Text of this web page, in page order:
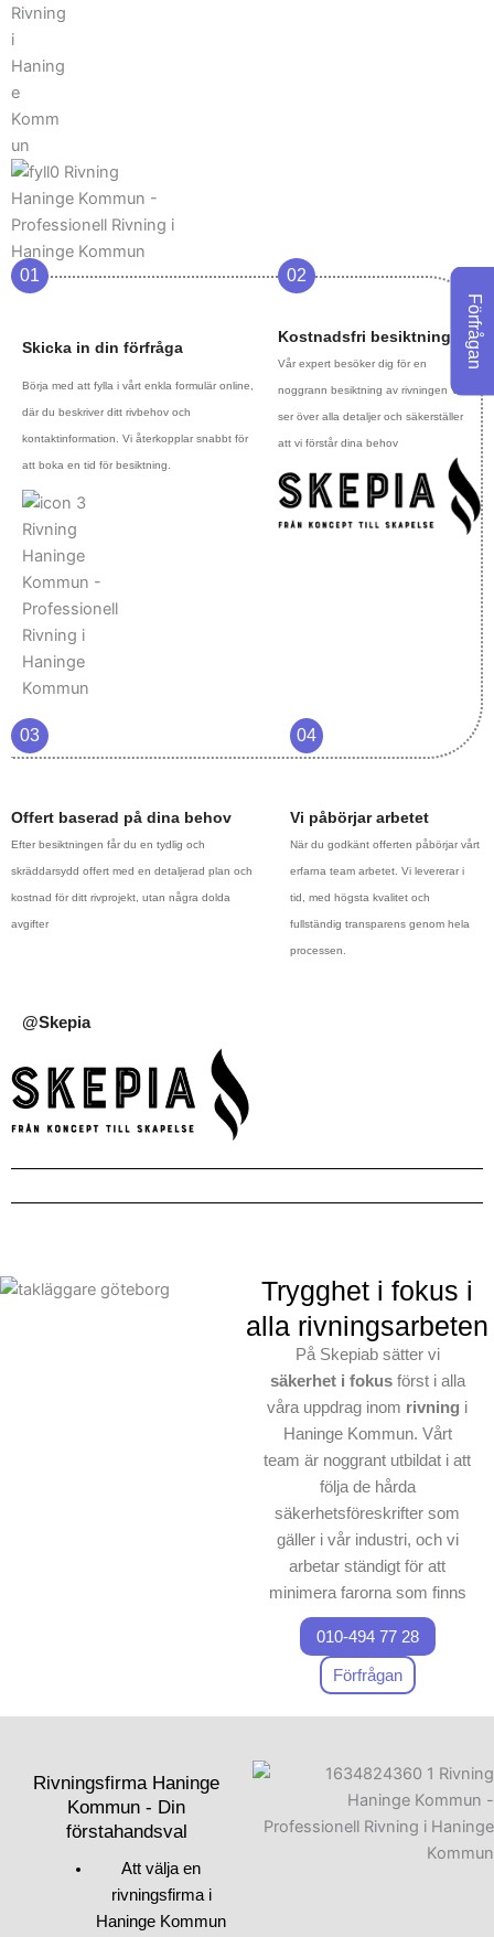
Förfrågan
01
Skicka in din förfråga
Börja med att fylla i vårt enkla formulär online,
där du beskriver ditt rivbehov och
kontaktinformation. Vi återkopplar snabbt för
att boka en tid för besiktning.
02
Kostnadsfri besiktning
Vår expert besöker dig för en
noggrann besiktning av rivningen Vi
ser över alla detaljer och säkerställer
att vi förstår dina behov
03
Offert baserad på dina behov
Efter besiktningen får du en tydlig och
skräddarsydd offert med en detaljerad plan och
kostnad för ditt rivprojekt, utan några dolda
avgifter
04
Vi påbörjar arbetet
När du godkänt offerten påbörjar vårt
erfarna team arbetet. Vi levererar i
tid, med högsta kvalitet och
fullständig transparens genom hela
processen.
@Skepia
Trygghet i fokus i
alla rivningsarbeten
På Skepiab sätter vi
säkerhet i fokusförst i alla
våra uppdrag inom rivning i
Haninge Kommun. Vårt
team är noggrant utbildat i att
följa de hårda
säkerhetsföreskrifter som
gäller i vår industri, och vi
arbetar ständigt för att
minimera farorna som finns
vid varjerivning– och
sanering sprojekt.
Vårt viktigaste mål är att
för våra kunder. Genom att
använda de senaste
teknikerna och metoderna
sanering
010-494 77 28
Förfrågan
Rivningsfirma Haninge
Kommun - Din
förstahandsval
Att välja en
rivningsfirma i
Haninge Kommun